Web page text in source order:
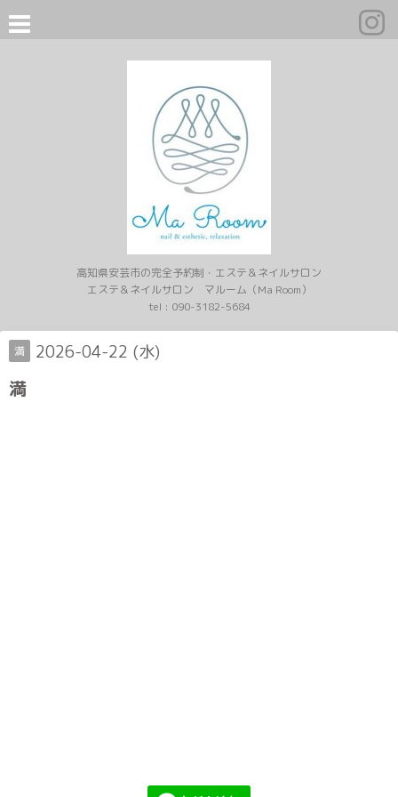
高知県安芸市の完全予約制・エステ＆ネイルサロン
エステ＆ネイルサロン マルーム（Ma Room）
tel : 090-3182-5684
満 2026-04-22 (水)
満